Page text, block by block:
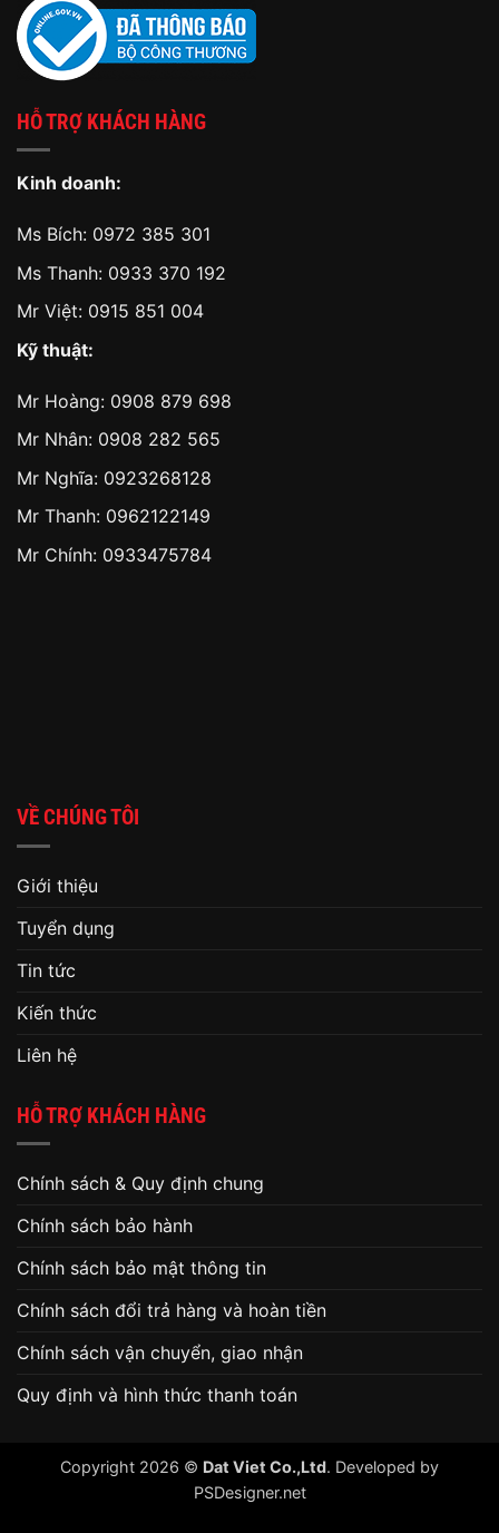
HỖ TRỢ KHÁCH HÀNG
Kinh doanh:
Ms Bích: 0972 385 301
Ms Thanh: 0933 370 192
Mr Việt: 0915 851 004
Kỹ thuật:
Mr Hoàng: 0908 879 698
Mr Nhân: 0908 282 565
Mr Nghĩa: 0923268128
Mr Thanh: 0962122149
Mr Chính: 0933475784
VỀ CHÚNG TÔI
Giới thiệu
Tuyển dụng
Tin tức
Kiến thức
Liên hệ
HỖ TRỢ KHÁCH HÀNG
Chính sách & Quy định chung
Chính sách bảo hành
Chính sách bảo mật thông tin
Chính sách đổi trả hàng và hoàn tiền
Chính sách vận chuyển, giao nhận
Quy định và hình thức thanh toán
Copyright 2026 © Dat Viet Co.,Ltd. Developed by
PSDesigner.net